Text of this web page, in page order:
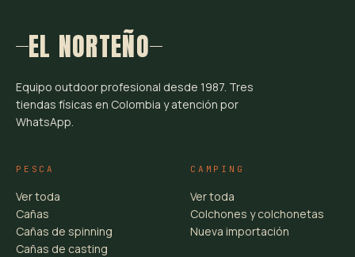
EL NORTEÑO
Equipo outdoor profesional desde 1987. Tres
tiendas físicas en Colombia y atención por
WhatsApp.
PESCA
Ver toda
Cañas
Cañas de spinning
Cañas de casting
CAMPING
Ver toda
Colchones y colchonetas
Nueva importación